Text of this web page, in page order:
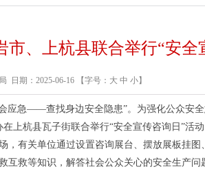
、上杭县联合举行“安全
日期：2025-06-16 【字号： 大 中 小】
急——查找身边安全隐患”。为强化公众安
上杭县瓦子街联合举行“安全宣传咨询日”活
有关单位通过设置咨询展台、摆放展板挂
救等知识，解答社会公众关心的安全生产问